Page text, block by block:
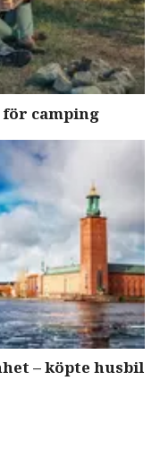
camping
– köpte husbil